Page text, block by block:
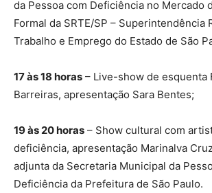
da Pessoa com Deficiência no Mercado
Formal da SRTE/SP – Superintendência
Trabalho e Emprego do Estado de São
17 às 18 horas – Live-show de esquenta
Barreiras, apresentação Sara Bentes;
19 às 20 horas – Show cultural com
deficiência, apresentação Marinalva
adjunta da Secretaria Municipal da
Deficiência da Prefeitura de São Paulo.